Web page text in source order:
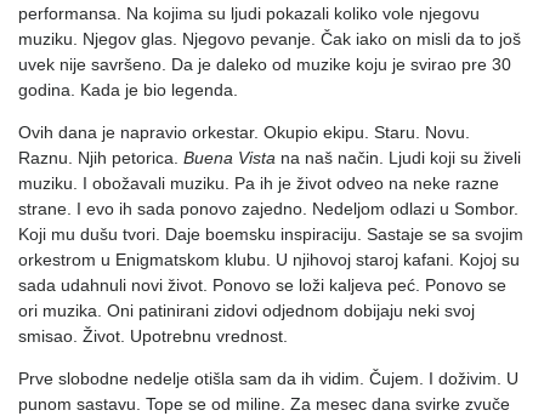
performansa. Na kojima su ljudi pokazali koliko vole njegovu
muziku. Njegov glas. Njegovo pevanje. Čak iako on misli da to još
uvek nije savršeno. Da je daleko od muzike koju je svirao pre 30
godina. Kada je bio legenda.
Ovih dana je napravio orkestar. Okupio ekipu. Staru. Novu.
Raznu. Njih petorica. Buena Vista na naš način. Ljudi koji su živeli
muziku. I obožavali muziku. Pa ih je život odveo na neke razne
strane. I evo ih sada ponovo zajedno. Nedeljom odlazi u Sombor.
Koji mu dušu tvori. Daje boemsku inspiraciju. Sastaje se sa svojim
orkestrom u Enigmatskom klubu. U njihovoj staroj kafani. Kojoj su
sada udahnuli novi život. Ponovo se loži kaljeva peć. Ponovo se
ori muzika. Oni patinirani zidovi odjednom dobijaju neki svoj
smisao. Život. Upotrebnu vrednost.
Prve slobodne nedelje otišla sam da ih vidim. Čujem. I doživim. U
punom sastavu. Tope se od miline. Za mesec dana svirke zvuče